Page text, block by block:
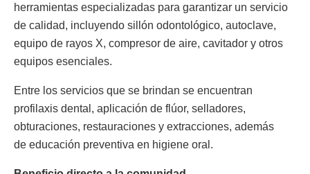
herramientas especializadas para garantizar un servicio
de calidad, incluyendo sillón odontológico, autoclave,
equipo de rayos X, compresor de aire, cavitador y otros
equipos esenciales.
Entre los servicios que se brindan se encuentran
profilaxis dental, aplicación de flúor, selladores,
obturaciones, restauraciones y extracciones, además
de educación preventiva en higiene oral.